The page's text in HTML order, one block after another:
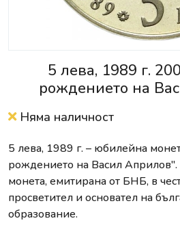
5 лева, 1989 г.
рождението на
Няма наличност
5 лева, 1989 г. – юбилейна
рождението на Васил
монета, емитирана от БНБ, в
просветител и основател на
образование.